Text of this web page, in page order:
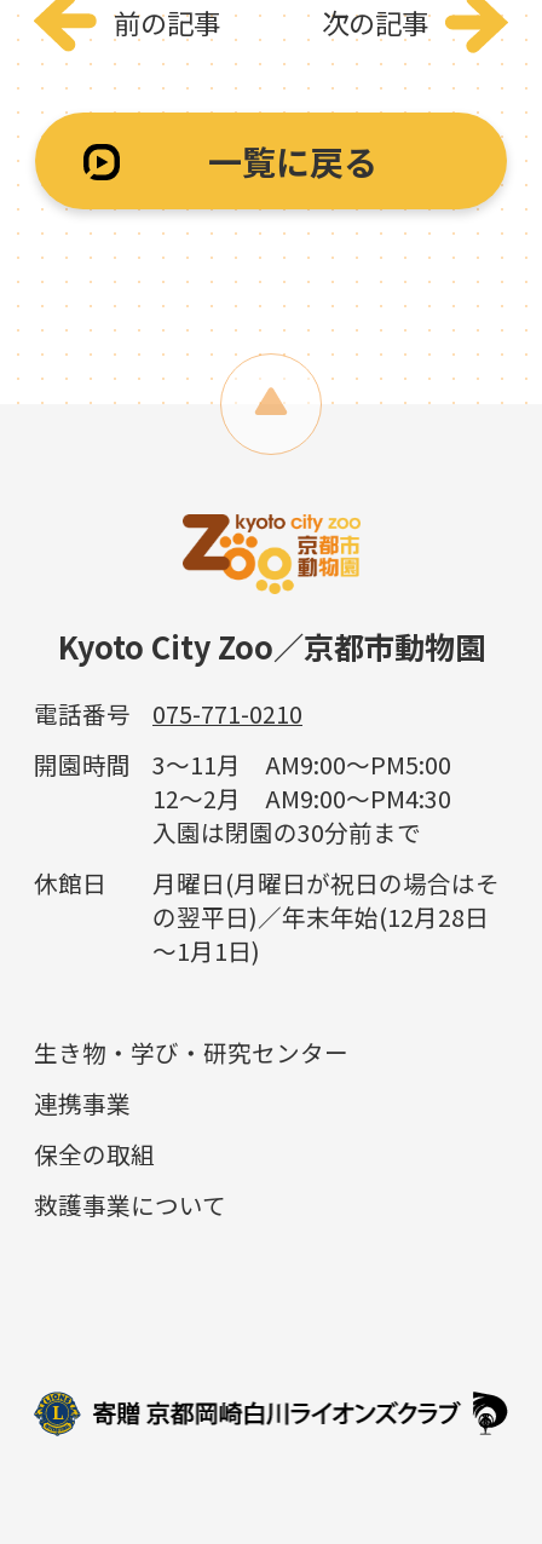
前の記事
一覧に戻る
次の記事
Kyoto City Zoo／京都市動物園
電話番号
075-771-0210
開園時間
3～11月 AM9:00～PM5:00
12～2月 AM9:00～PM4:30
入園は閉園の30分前まで
休館日
月曜日(月曜日が祝日の場合はそ
の翌平日)／年末年始(12月28日
～1月1日)
生き物・学び・研究センター
連携事業
保全の取組
救護事業について